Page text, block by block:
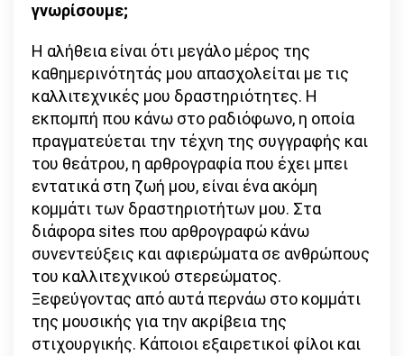
γνωρίσουμε;
Η αλήθεια είναι ότι μεγάλο μέρος της
καθημερινότητάς μου απασχολείται με τις
καλλιτεχνικές μου δραστηριότητες. Η
εκπομπή που κάνω στο ραδιόφωνο, η οποία
πραγματεύεται την τέχνη της συγγραφής και
του θεάτρου, η αρθρογραφία που έχει μπει
εντατικά στη ζωή μου, είναι ένα ακόμη
κομμάτι των δραστηριοτήτων μου. Στα
διάφορα sites που αρθρογραφώ κάνω
συνεντεύξεις και αφιερώματα σε ανθρώπους
του καλλιτεχνικού στερεώματος.
Ξεφεύγοντας από αυτά περνάω στο κομμάτι
της μουσικής για την ακρίβεια της
στιχουργικής. Κάποιοι εξαιρετικοί φίλοι και